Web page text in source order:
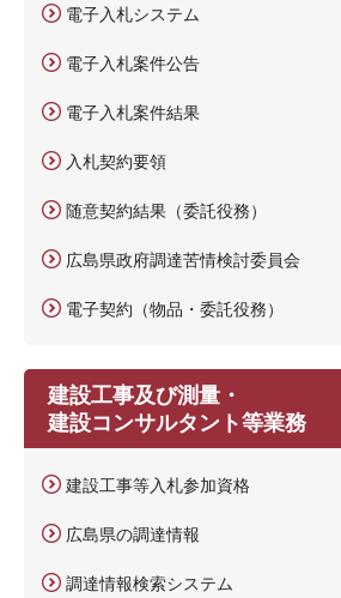
電子入札システム
電子入札案件公告
電子入札案件結果
入札契約要領
随意契約結果（委託役務）
広島県政府調達苦情検討委員会
電子契約（物品・委託役務）
建設工事及び測量・
建設コンサルタント等業務
建設工事等入札参加資格
広島県の調達情報
調達情報検索システム